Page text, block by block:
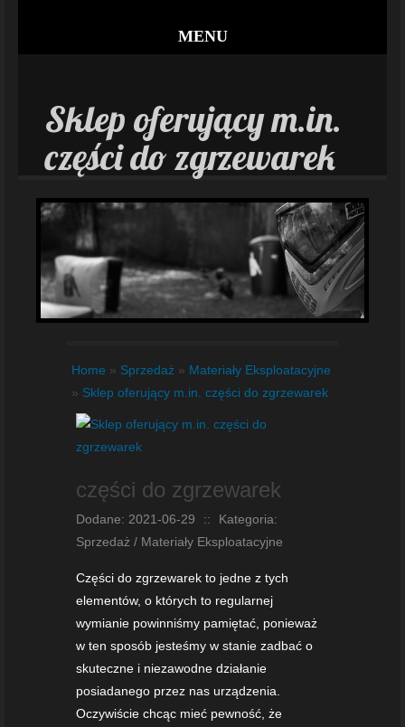
MENU
Sklep oferujący m.in.
części do zgrzewarek
Home » Sprzedaż » Materiały Eksploatacyjne
» Sklep oferujący m.in. części do zgrzewarek
części do zgrzewarek
Dodane: 2021-06-29 ::
Kategoria:
Sprzedaż / Materiały Eksploatacyjne
Części do zgrzewarek to jedne z tych
elementów, o których to regularnej
wymianie powinniśmy pamiętać, ponieważ
w ten sposób jesteśmy w stanie zadbać o
skuteczne i niezawodne działanie
posiadanego przez nas urządzenia.
Oczywiście chcąc mieć pewność, że